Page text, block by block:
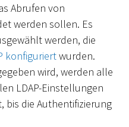
Abrufen von
werden sollen. Es
werden, die
konfiguriertwurden.
wird, werden alle
LDAP-Einstellungen
bis die Authentifizierung